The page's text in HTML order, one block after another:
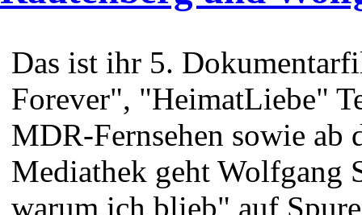
Das ist ihr 5.
Forever", "HeimatLiebe"
MDR-Fernsehen sowie ab
Mediathek geht Wolfgang
warum ich blieb" auf